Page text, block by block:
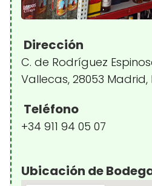
Dirección
C. de Rodríguez
Vallecas, 28053 Madrid,
Teléfono
+34 911 94 05 07
Ubicación de